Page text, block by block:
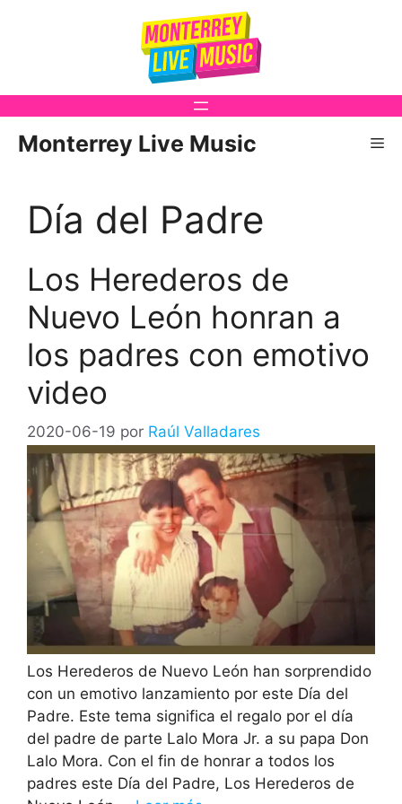
Monterrey Live Music
Día del Padre
Los Herederos de
Nuevo León honran a
los padres con emotivo
video
2020-06-19 por Raúl Valladares
Los Herederos de Nuevo León han sorprendido
con un emotivo lanzamiento por este Día del
Padre. Este tema significa el regalo por el día
del padre de parte Lalo Mora Jr. a su papa Don
Lalo Mora. Con el fin de honrar a todos los
padres este Día del Padre, Los Herederos de